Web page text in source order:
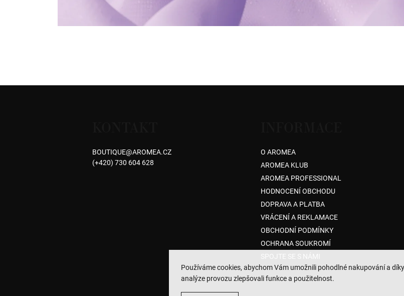
Používáme cookies, abychom Vám umožnili pohodlné nakupování a díky
analýze provozu zlepšovali funkce a použitelnost.
BOUTIQUE@AROMEA.CZ
(+420) 730 604 628
O AROMEA
AROMEA KLUB
AROMEA PROFESSIONAL
HODNOCENÍ OBCHODU
DOPRAVA A PLATBA
VRÁCENÍ A REKLAMACE
OBCHODNÍ PODMÍNKY
OCHRANA SOUKROMÍ
SPOJTE SE S NÁMI